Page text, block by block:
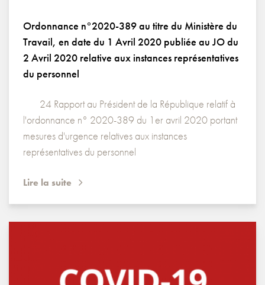
Ordonnance n°2020-389 au titre du Ministère du
Travail, en date du 1 Avril 2020 publiée au JO du
2 Avril 2020 relative aux instances représentatives
du personnel
24 Rapport au Président de la République relatif à
l'ordonnance n° 2020-389 du 1er avril 2020 portant
mesures d'urgence relatives aux instances
représentatives du personnel
Lire la suite